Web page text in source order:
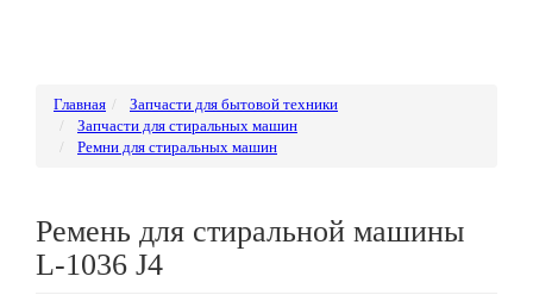
Главная
Запчасти для бытовой техники
Запчасти для стиральных машин
Ремни для стиральных машин
Ремень для стиральной машины
L-1036 J4